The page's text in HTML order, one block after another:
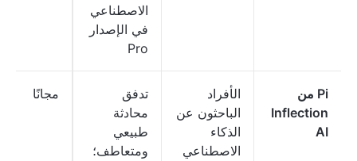
الاصطناعي
في الإصدار
Pro
Pi من
Inflection
AI
الأفراد
الباحثون عن
الذكاء
الاصطناعي
تدفق
محادثة
طبيعي
ومتعاطف؛
مجانًا